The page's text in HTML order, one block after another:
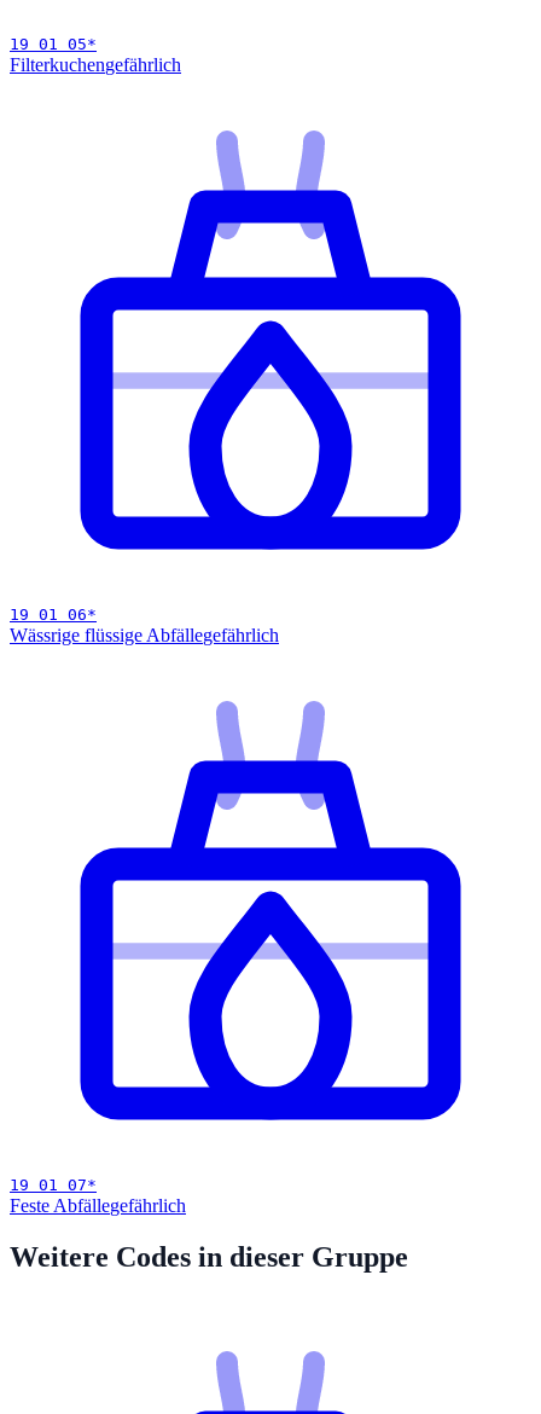
19 01 05*
Filterkuchengefährlich
19 01 06*
Wässrige flüssige Abfällegefährlich
19 01 07*
Feste Abfällegefährlich
Weitere Codes in dieser Gruppe